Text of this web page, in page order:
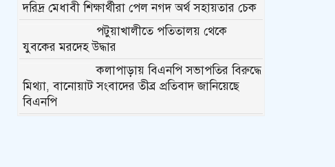
দরিদ্র মেধাবী শিক্ষার্থীরা পেল নগদ অর্থ সহায়তার চেক
পটুয়াখালীতে পতিতালয় থেকে
যুবকের মরদেহ উদ্ধার
কলাপাড়ায় বিএনপি সভাপতির বিরুদ্ধে
মিথ্যা, বানোয়াট সংবাদের তীব্র প্রতিবাদ জানিয়েছে
বিএনপি